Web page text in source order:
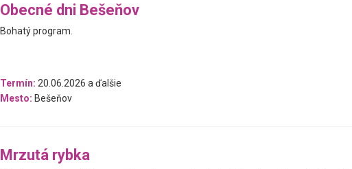
Obecné dni Bešeňov
Bohatý program.
Termín: 20.06.2026 a ďalšie
Mesto: Bešeňov
Mrzutá rybka